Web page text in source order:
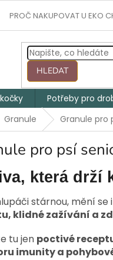
PROČ NAKUPOVAT U EKO
HLEDAT
Potřeby pro
Granule Granule pro
pro psí
která drží
stárnou, mění se
klidné zažívání a
tu jen poctivé
imunity a